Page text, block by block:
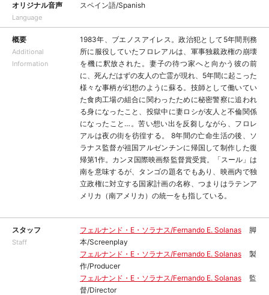
オリジナル音声
Language
スペイン語/Spanish
概要
Additional
Information
1983年、ブエノスアイレス。政治犯として5年間刑務
所に服役していたフロレアルは、軍事独裁政権の崩壊
を機に釈放された。妻子の待つ家へと向かう彼の前
に、死んだはずの友人の亡霊が現れ、5年間に起こった
様々な事柄が幻想のように蘇る。技師として働いてい
た食肉工場の組合に関わったために秘密警察に追われ
る身になったこと、投獄中に妻ロシが友人と不倫関係
になったこと…。苦い想い出を反芻しながら、フロレ
アルは夜の街を彷徨する。 8年間の亡命生活の後、ソ
ラナス監督が祖国アルゼンチンに帰国して制作した復
帰第1作。カンヌ国際映画祭監督賞受賞。「スール」は
南を意味するが、タンゴの題名でもあり、映画内で独
立政権に対立する国家計画の名称、つまりはラテンア
メリカ（南アメリカ）の統一をも指している。
スタッフ
Staff
フェルナンド・E・ソラナス/Fernando E. Solanas
脚
本/Screenplay
フェルナンド・E・ソラナス/Fernando E. Solanas
製
作/Producer
フェルナンド・E・ソラナス/Fernando E. Solanas
監
督/Director